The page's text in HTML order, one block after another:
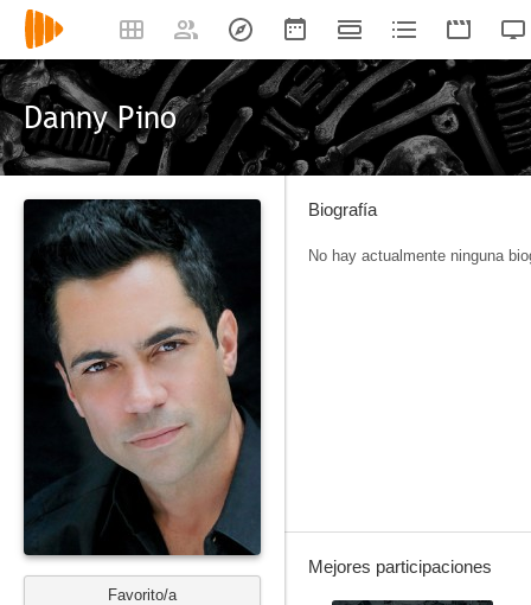
Danny Pino
Favorito/a
Biografía
No hay actualmente ninguna
Mejores participaciones